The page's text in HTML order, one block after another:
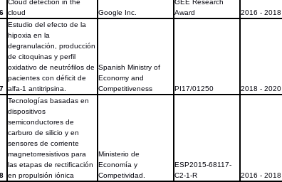
Cloud detection in the
cloud
Google Inc.
GEE Research
Award
2016 - 2018
Estudio del efecto de la
hipoxia en la
degranulación, producción
de citoquinas y perfil
oxidativo de neutrófilos de
pacientes con déficit de
alfa-1 antitripsina.
Spanish Ministry of
Economy and
Competitiveness
PI17/01250 2018 - 2020
Tecnologías basadas en
dispositivos
semiconductores de
carburo de silicio y en
sensores de corriente
magnetorresistivos para
las etapas de rectificación
en propulsión iónica
Ministerio de
Economía y
Competividad.
ESP2015-68117-
C2-1-R
2016 - 2018